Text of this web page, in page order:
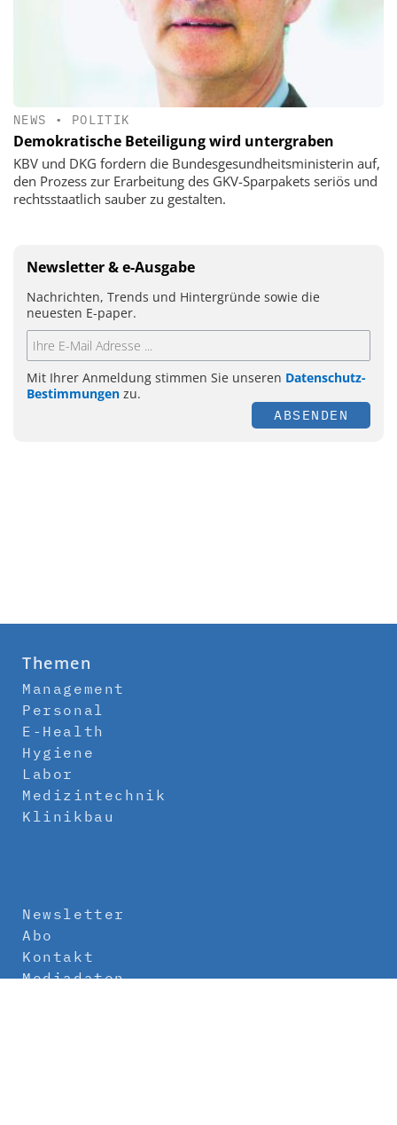
NEWS • POLITIK
Demokratische Beteiligung wird untergraben
KBV und DKG fordern die Bundesgesundheitsministerin auf,
den Prozess zur Erarbeitung des GKV-Sparpakets seriös und
rechtsstaatlich sauber zu gestalten.
Newsletter & e-Ausgabe
Nachrichten, Trends und Hintergründe sowie die
neuesten E-paper.
Mit Ihrer Anmeldung stimmen Sie unseren Datenschutz-
Bestimmungen zu.
ABSENDEN
Themen
Management
Personal
E-Health
Hygiene
Labor
Medizintechnik
Klinikbau
Newsletter
Abo
Kontakt
Mediadaten